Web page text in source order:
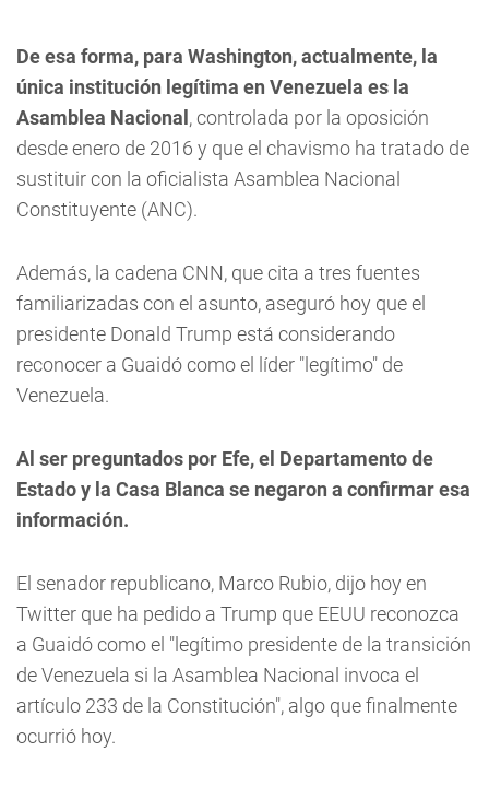
De esa forma, para Washington, actualmente, la
única institución legítima en Venezuela es la
Asamblea Nacional , controlada por la oposición
desde enero de 2016 y que el chavismo ha tratado de
sustituir con la oficialista Asamblea Nacional
Constituyente (ANC).
Además, la cadena CNN, que cita a tres fuentes
familiarizadas con el asunto, aseguró hoy que el
presidente Donald Trump está considerando
reconocer a Guaidó como el líder "legítimo" de
Venezuela.
Al ser preguntados por Efe, el Departamento de
Estado y la Casa Blanca se negaron a confirmar esa
información.
El senador republicano, Marco Rubio, dijo hoy en
Twitter que ha pedido a Trump que EEUU reconozca
a Guaidó como el "legítimo presidente de la transición
de Venezuela si la Asamblea Nacional invoca el
artículo 233 de la Constitución", algo que finalmente
ocurrió hoy.